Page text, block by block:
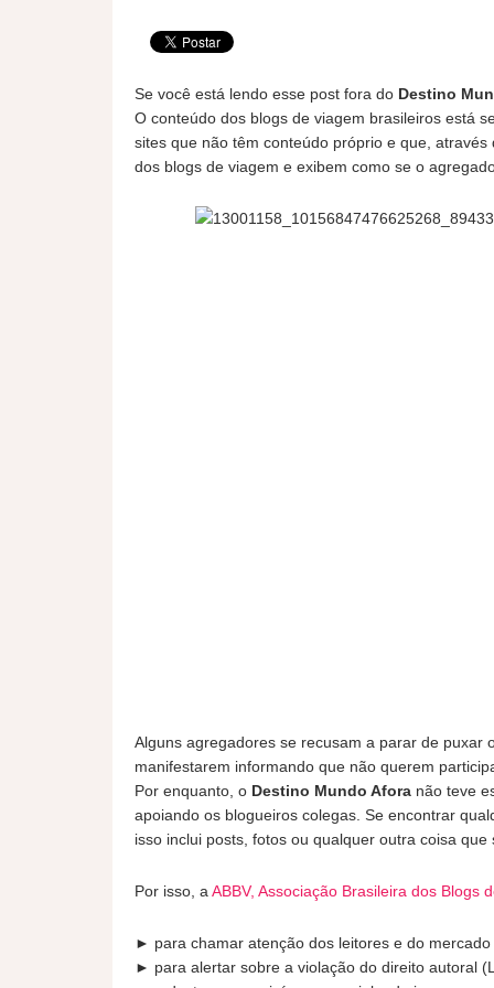
Se você está lendo esse post fora do Destino
O conteúdo dos blogs de viagem brasileiros está
sites que não têm conteúdo próprio e que,
dos blogs de viagem e exibem como se o
Alguns agregadores se recusam a parar de puxar
manifestarem informando que não querem
Por enquanto, o Destino Mundo Afora não teve
apoiando os blogueiros colegas. Se encontrar
isso inclui posts, fotos ou qualquer outra coisa
Por isso, a ABBV, Associação Brasileira dos Blogs
► para chamar atenção dos leitores e do
► para alertar sobre a violação do direito autoral